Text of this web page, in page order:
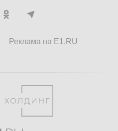
Реклама на E1.RU